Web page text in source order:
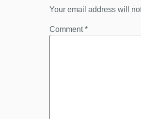
Your email address will
Comment*